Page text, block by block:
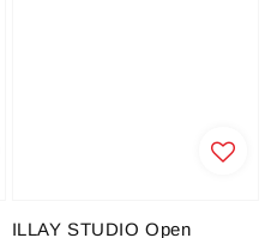
ILLAY STUDIO Open